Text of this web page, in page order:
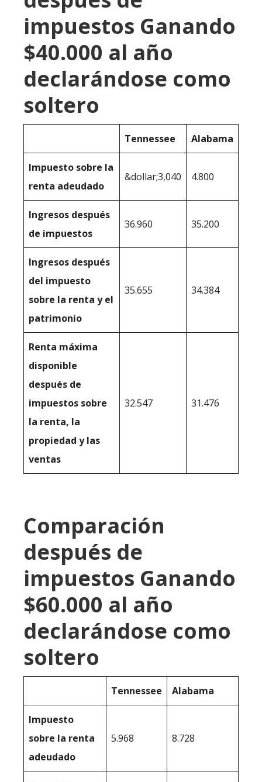
impuestos Ganando
$40.000 al año
declarándose como
soltero
Tennessee Alabama
Impuesto sobre la
renta adeudado
&dollar;3,040 4.800
Ingresos después
de impuestos
36.960 35.200
Ingresos después
del impuesto
sobre la renta y el
patrimonio
35.655 34.384
Renta máxima
disponible
después de
impuestos sobre
la renta, la
propiedad y las
ventas
32.547 31.476
Comparación
después de
impuestos Ganando
$60.000 al año
declarándose como
soltero
Tennessee Alabama
Impuesto
sobre la renta
adeudado
5.968 8.728